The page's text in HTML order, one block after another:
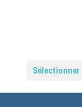
Sélectionner